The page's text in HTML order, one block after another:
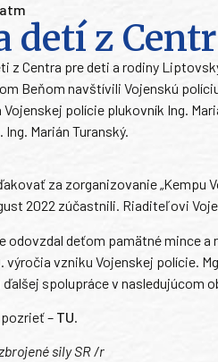
atm
detí z
z Centra pre deti a rodiny
Beňom navštívili Vojenskú
polície plukovník Ing.
Marián Turanský.
za zorganizovanie „Kempu
2022 zúčastnili. Riaditeľovi
odovzdal deťom pamätné mince
vzniku Vojenskej polície.
spolupráce v nasledujúcom
– TU.
sily SR /r